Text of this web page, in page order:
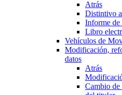
Atrás
Distintivo
Informe
Libro
Vehículos de
Modificación,
datos
Atrás
Cambio